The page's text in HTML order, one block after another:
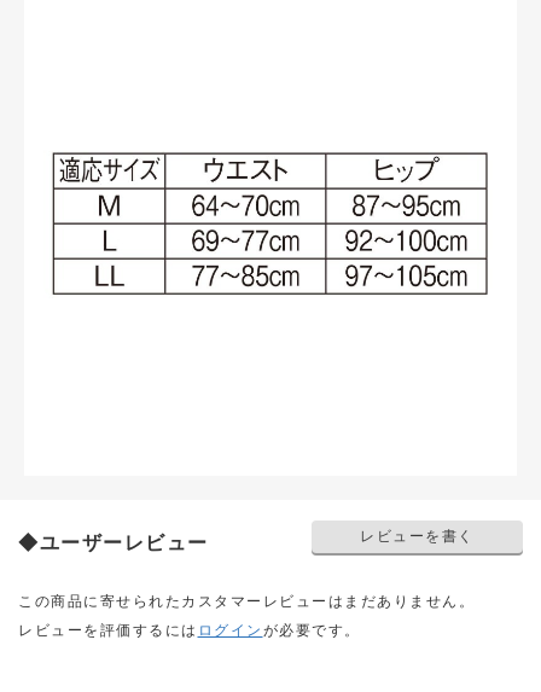
◆ユーザーレビュー レビューを書く
この商品に寄せられたカスタマーレビューはまだありません。
レビューを評価するには ログイン が必要です。